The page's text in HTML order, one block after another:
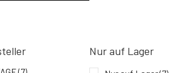
Nur auf Lager